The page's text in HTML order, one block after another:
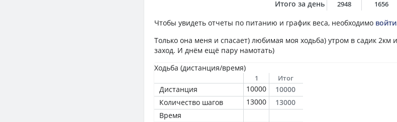
Итого за день 2948 1656
Чтобы увидеть отчеты по питанию и график веса, необходимо войти
Только она меня и спасает) любимая моя ходьба) утром в садик 2км
заход. И днём ещё пару намотать)
Ходьба (дистанция/время)
1 Итог
Дистанция 10000
10000
Количество шагов
13000
13000
Время